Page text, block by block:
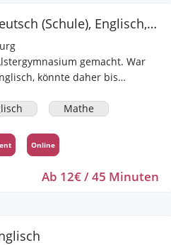
Philipp gibt Nachhilfe in Deutsch (Schule), Englisch, Mathe
gemacht. War
könnte daher bis
ich mich nicht allzu gut mit
angeht. Bei Fragen
Mathe
Online
Ab 12€ / 45 Minuten